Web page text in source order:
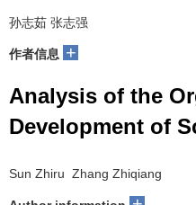
孙志茹 张志强
作者信息 +
Analysis of the
Development of
Sun Zhiru Zhang Zhiqiang